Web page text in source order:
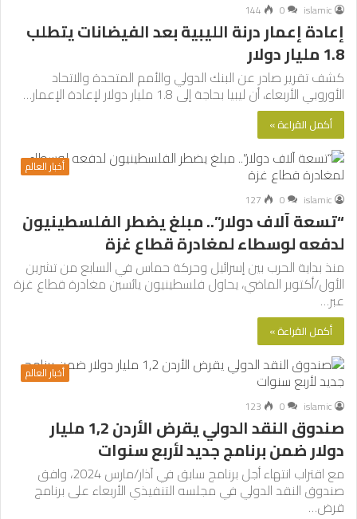
islamic
0
144
إعادة إعمار درنة الليبية بعد الفيضانات يتطلب
1.8 مليار دولار
كشف تقرير صادر عن البنك الدولي والأمم المتحدة والاتحاد
الأوروبي الأربعاء، أن ليبيا بحاجة إلى 1.8 مليار دولار لإعادة الإعمار…
أكمل القراءة »
أخبار العالم
islamic
0
127
“تسعة آلاف دولار”.. مبلغ يضطر الفلسطينيون
لدفعه لوسطاء لمغادرة قطاع غزة
منذ بداية الحرب بين إسرائيل وحركة حماس في السابع من تشرين
الأول/أكتوبر الماضي، يحاول فلسطينيون يائسين مغادرة قطاع غزة
عبر…
أكمل القراءة »
أخبار العالم
islamic
0
123
صندوق النقد الدولي يقرض الأردن 1,2 مليار
دولار ضمن برنامج جديد لأربع سنوات
مع اقتراب انتهاء أجل برنامج سابق في آذار/مارس 2024، وافق
صندوق النقد الدولي في مجلسه التنفيذي الأربعاء على برنامج
قرض…